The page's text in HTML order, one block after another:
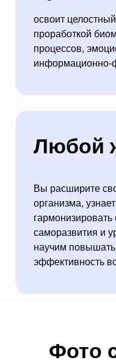
освоит
проработкой
процессов,
информационно-
Любой
Вы расширите
организма,
гармонизировать
саморазвития и
научим
эффективность
Фото